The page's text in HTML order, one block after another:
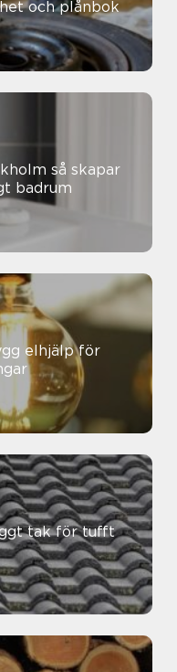
och plånbok
skapar
badrum